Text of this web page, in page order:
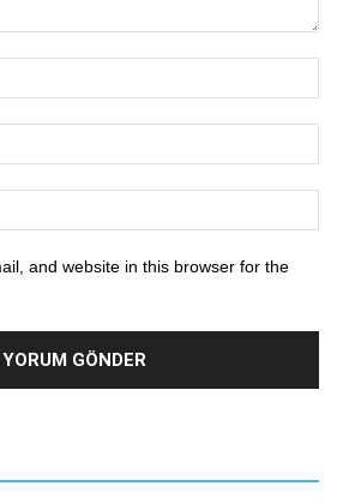
and website in this browser for the